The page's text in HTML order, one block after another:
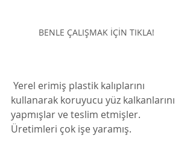
BENLE ÇALIŞMAK İÇİN TIKLA!
kullanarak koruyucu yüz kalkanlarını
yapmışlar ve teslim etmişler.
Üretimleri çok işe yaramış.